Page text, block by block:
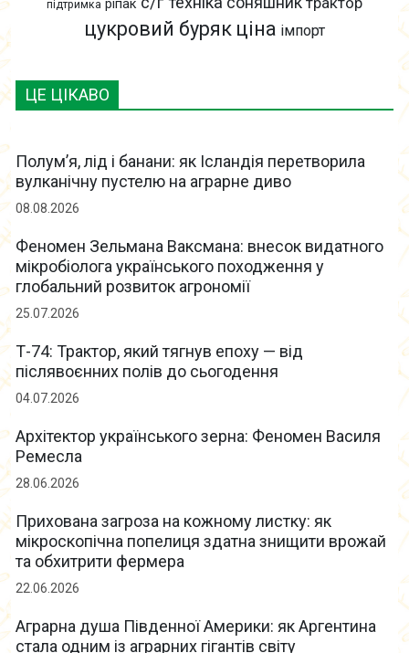
ЦЕ ЦІКАВО
Полум’я, лід і банани: як Ісландія перетворила
вулканічну пустелю на аграрне диво
08.08.2026
Феномен Зельмана Ваксмана: внесок видатного
мікробіолога українського походження у
глобальний розвиток агрономії
25.07.2026
Т-74: Трактор, який тягнув епоху — від
післявоєнних полів до сьогодення
04.07.2026
Архітектор українського зерна: Феномен Василя
Ремесла
28.06.2026
Прихована загроза на кожному листку: як
мікроскопічна попелиця здатна знищити врожай
та обхитрити фермера
22.06.2026
Аграрна душа Південної Америки: як Аргентина
стала одним із аграрних гігантів світу
підтримка ріпак
цукровий буряк ціна імпорт